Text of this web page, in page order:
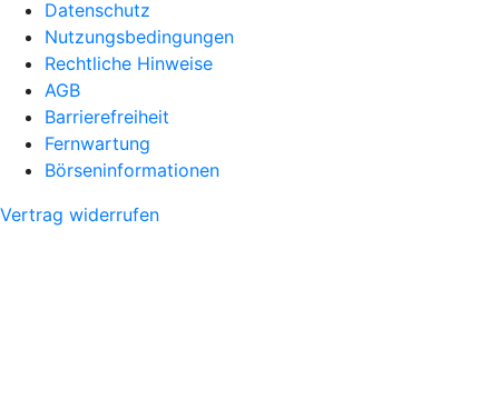
Datenschutz
Nutzungsbedingungen
Rechtliche Hinweise
AGB
Barrierefreiheit
Fernwartung
Börseninformationen
Vertrag widerrufen